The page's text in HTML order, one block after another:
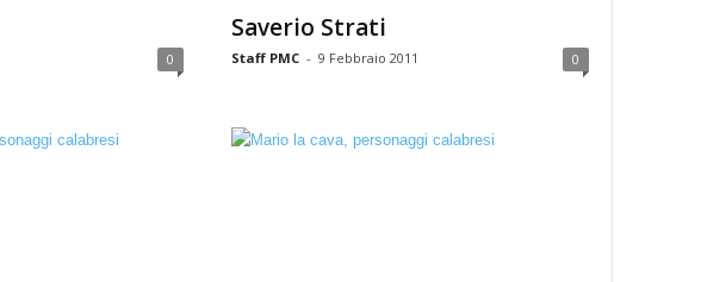
0
Saverio Strati
Staff PMC - 9 Febbraio 2011 0